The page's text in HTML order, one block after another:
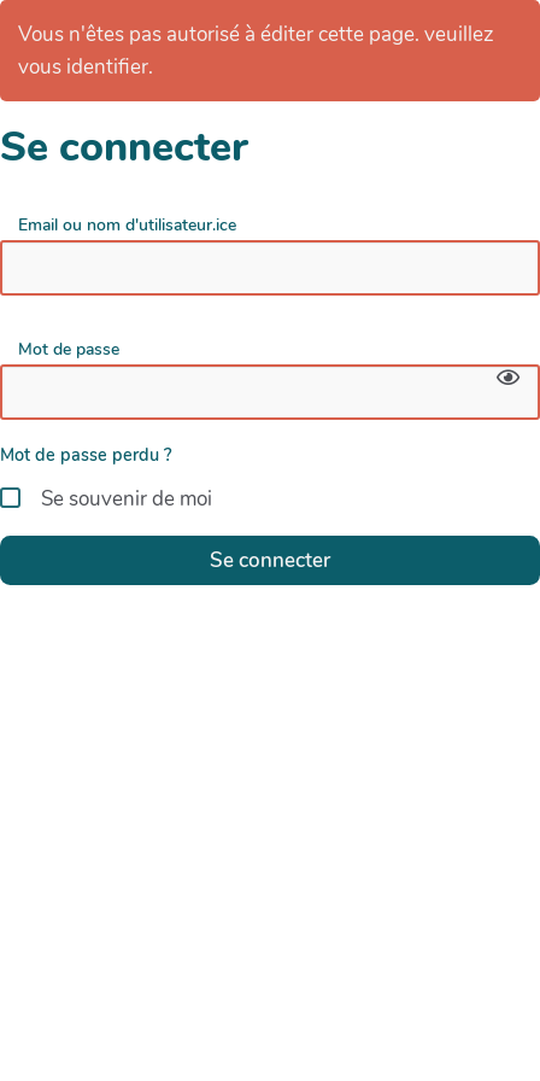
Vous n'êtes pas autorisé à éditer cette page. veuillez
vous identifier.
Se connecter
Email ou nom d'utilisateur.ice
Mot de passe
Mot de passe perdu ?
Se souvenir de moi
Se connecter